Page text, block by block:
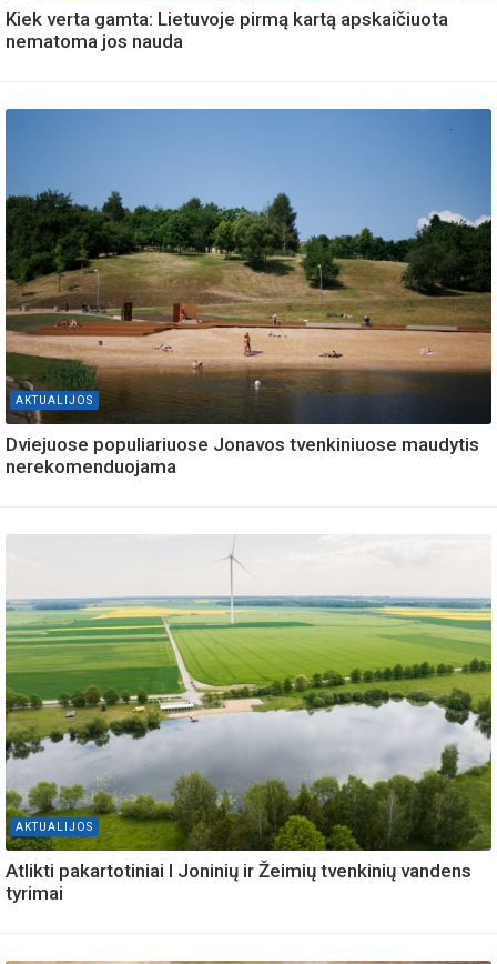
Kiek verta gamta: Lietuvoje pirmą kartą apskaičiuota
nematoma jos nauda
AKTUALIJOS
Dviejuose populiariuose Jonavos tvenkiniuose maudytis
nerekomenduojama
AKTUALIJOS
Atlikti pakartotiniai I Joninių ir Žeimių tvenkinių vandens
tyrimai